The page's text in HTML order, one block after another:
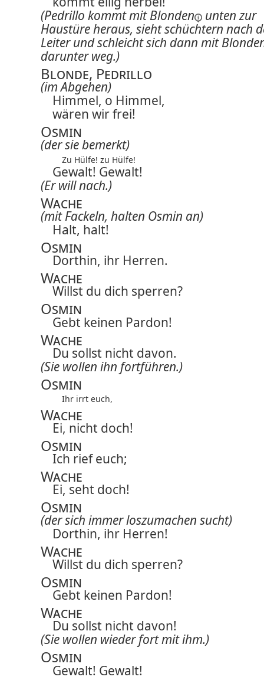
(Pedrillo kommt mitBlonden
unten zur
Haustüre heraus, sieht schüchtern nach
Leiter und schleicht sich dann mit
darunter weg.)
Blonde, Pedrillo
(im Abgehen)
Himmel, o Himmel,
wären wir frei!
Osmin
(der sie bemerkt)
Zu Hülfe! zu Hülfe!
Gewalt! Gewalt!
(Er will nach.)
Wache
(mit Fackeln, halten Osmin an)
Halt, halt!
Osmin
Dorthin, ihr Herren.
Wache
Willst du dich sperren?
Osmin
Gebt keinen Pardon!
Wache
Du sollst nicht davon.
(Sie wollen ihn fortführen.)
Osmin
Ihr irrt euch,
Wache
Ei, nicht doch!
Osmin
Ich rief euch;
Wache
Ei, seht doch!
Osmin
(der sich immer loszumachen sucht)
Dorthin, ihr Herren!
Wache
Willst du dich sperren?
Osmin
Gebt keinen Pardon!
Wache
Du sollst nicht davon!
(Sie wollen wieder fort mit ihm.)
Osmin
Gewalt! Gewalt!